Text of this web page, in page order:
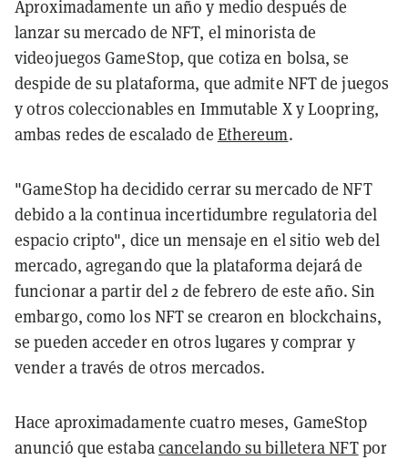
Aproximadamente un año y medio después de
lanzar su mercado de NFT, el minorista de
videojuegos GameStop, que cotiza en bolsa, se
despide de su plataforma, que admite NFT de juegos
y otros coleccionables en Immutable X y Loopring,
ambas redes de escalado de Ethereum.
"GameStop ha decidido cerrar su mercado de NFT
debido a la continua incertidumbre regulatoria del
espacio cripto", dice un mensaje en el sitio web del
mercado, agregando que la plataforma dejará de
funcionar a partir del 2 de febrero de este año. Sin
embargo, como los NFT se crearon en blockchains,
se pueden acceder en otros lugares y comprar y
vender a través de otros mercados.
Hace aproximadamente cuatro meses, GameStop
anunció que estabacancelando su billetera NFTpor